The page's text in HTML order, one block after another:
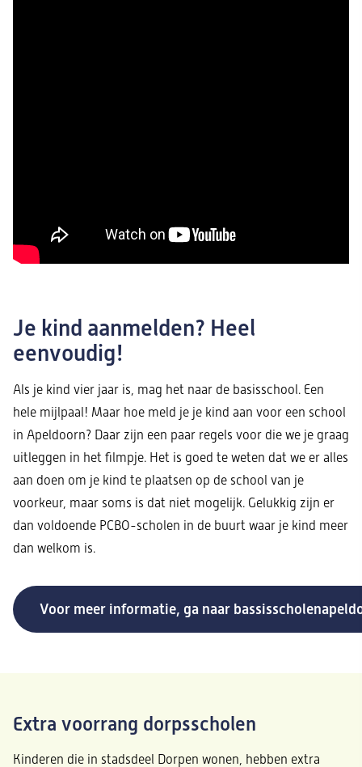
Je kind aanmelden? Heel
eenvoudig!
Als je kind vier jaar is, mag het naar de basisschool. Een
hele mijlpaal! Maar hoe meld je je kind aan voor een school
in Apeldoorn? Daar zijn een paar regels voor die we je graag
uitleggen in het filmpje. Het is goed te weten dat we er alles
aan doen om je kind te plaatsen op de school van je
voorkeur, maar soms is dat niet mogelijk. Gelukkig zijn er
dan voldoende PCBO-scholen in de buurt waar je kind meer
dan welkom is.
Voor meer informatie, ga naar
Extra voorrang dorpsscholen
Kinderen die in stadsdeel Dorpen wonen, hebben extra